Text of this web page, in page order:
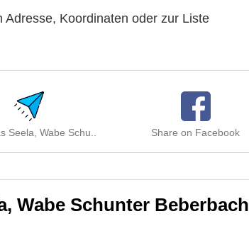
Koordinaten oder zur Liste
Seela, Wabe Schu.. Share on Facebook
Wabe Schunter Beberbach